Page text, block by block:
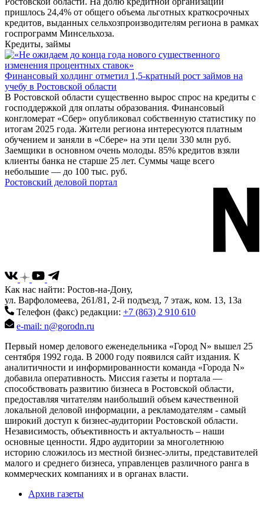
пришлось 24,4% от общего объема льготных краткосрочных
кредитов, выданных сельхозпроизводителям региона в рамках
госпрограмм Минсельхоза.
Кредиты, займы
Финансовый холдинг отметил 1,5-кратный рост займов на
учебу в Ростовской области
В Ростовской области существенно вырос спрос на кредиты с
господдержкой для оплаты образования. Финансовый
конгломерат «Сбер» опубликовал собственную статистику по
итогам 2025 года. Жители региона интересуются платным
обучением и заняли в «Сбере» на эти цели 330 млн руб.
Заемщики в основном очень молоды. 85% кредитов взяли
клиенты банка не старше 25 лет. Суммы чаще всего
небольшие — до 100 тыс. руб.
Ростовский деловой портал
Как нас найти: Ростов-на-Дону,
ул. Варфоломеева, 261/81, 2-й подъезд, 7 этаж, ком. 13, 13а
Телефон (факс) редакции: +7 (863) 2 910 610
e-mail: n@gorodn.ru
Первый номер делового еженедельника «Город N» вышел 25
сентября 1992 года. В 2000 году появился сайт издания. К
аналитичности и информированности команда «Города N»
добавила оперативность. Миссия газеты и портала —
способствовать развитию бизнеса в Ростовской области,
предоставляя читателям наибольший объем качественной
локальной деловой информации, а рекламодателям - самый
широкий доступ к бизнес-аудитории Ростовской области.
Независимость, объективность и актуальность – наши
основные ценности. Ядро аудитории за многолетнюю
историю сложилось из местной бизнес-элиты, представителей
малого и среднего бизнеса, управленцев различного ранга в
коммерческих компаниях и в органах власти.
Архив газеты